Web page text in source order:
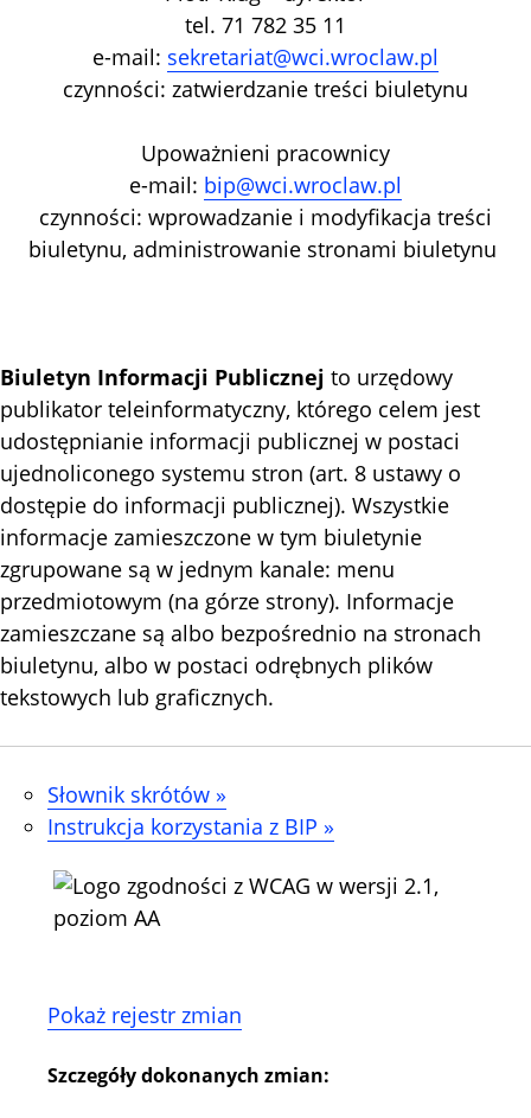
tel. 71 782 35 11
e-mail: sekretariat@wci.wroclaw.pl
czynności: zatwierdzanie treści biuletynu
Upoważnieni pracownicy
e-mail: bip@wci.wroclaw.pl
czynności: wprowadzanie i modyfikacja treści
biuletynu, administrowanie stronami biuletynu
Biuletyn Informacji Publicznej to urzędowy
publikator teleinformatyczny, którego celem jest
udostępnianie informacji publicznej w postaci
ujednoliconego systemu stron (art. 8 ustawy o
dostępie do informacji publicznej). Wszystkie
informacje zamieszczone w tym biuletynie
zgrupowane są w jednym kanale: menu
przedmiotowym (na górze strony). Informacje
zamieszczane są albo bezpośrednio na stronach
biuletynu, albo w postaci odrębnych plików
tekstowych lub graficznych.
Słownik skrótów »
Instrukcja korzystania z BIP »
Pokaż rejestr zmian
Szczegóły dokonanych zmian: